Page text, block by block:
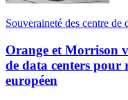
Souveraineté des centre de
Orange et Morrison
de data centers pour
européen